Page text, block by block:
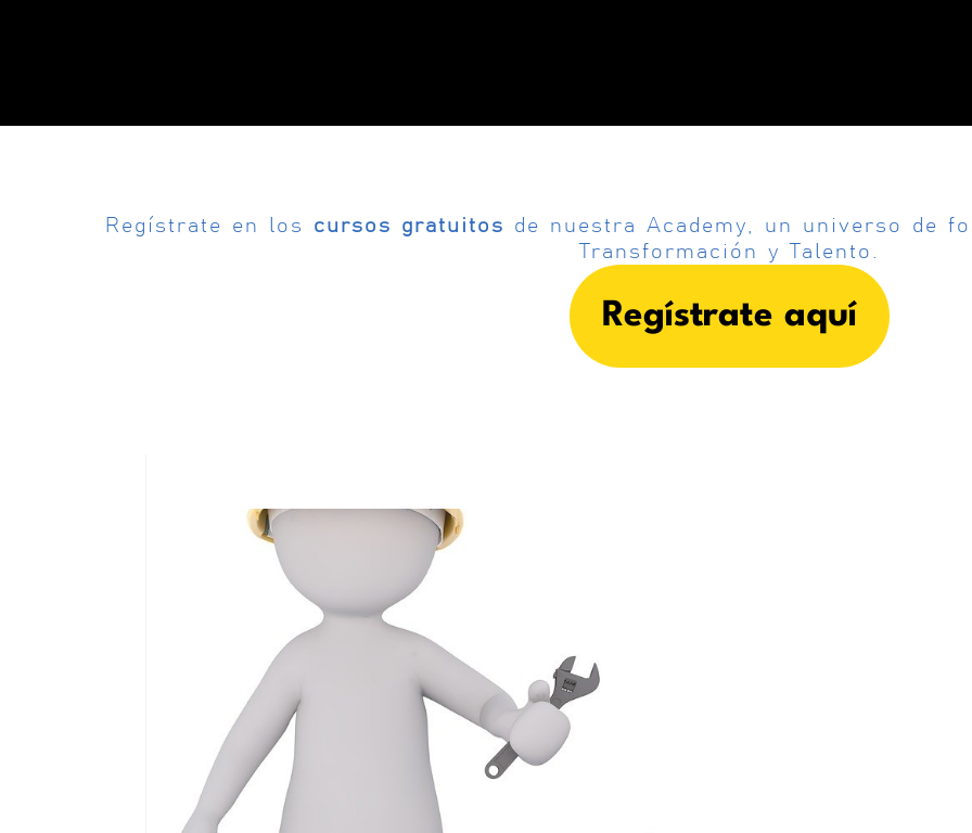
Regístrate en los cursos gratuitos de nuestra Academy, un universo de
Transformación y Talento.
Regístrate aquí
¿Quieres información
técnica realmente útil
antes que nadie?
¡ Suscríbete a
EasyCTE !